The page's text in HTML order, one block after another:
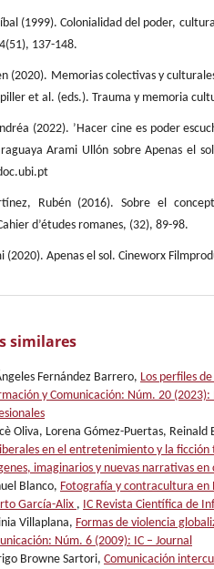
(1999). Colonialidad del poder,
137-148.
(2020). Memorias colectivas y
et al. (eds.). Trauma y memoria
(2022). ’Hacer cine es poder
Arami Ullón sobre Apenas el
Rubén (2016). Sobre el
d’études romanes, (32), 89-98.
(2020). Apenas el sol. Cineworx
similares
Fernández Barrero, Los perfiles
y Comunicación: Núm. 20
Oliva, Lorena Gómez-Puertas, Reinald
en el entretenimiento y la ficción
imaginarios y nuevas narrativas
Blanco, Fotografía y contracultura en
García-Alix , IC Revista Científica de
Villaplana, Formas de violencia
Núm. 6 (2009): IC – Journal
Browne Sartori, Comunicación